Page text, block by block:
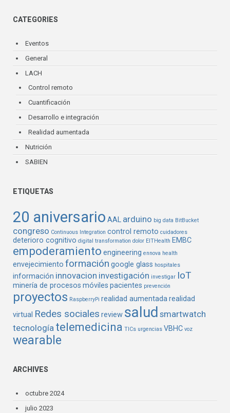
CATEGORIES
Eventos
General
LACH
Control remoto
Cuantificación
Desarrollo e integración
Realidad aumentada
Nutrición
SABIEN
ETIQUETAS
20 aniversario AAL arduino big data BitBucket
congreso Continuous Integration control remoto cuidadores
deterioro cognitivo digital transformation dolor EITHealth EMBC
empoderamiento engineering ennova health
envejecimiento formación google glass hospitales
información innovacion investigación investigar IoT
minería de procesos móviles pacientes prevención
proyectos RaspberryPi realidad aumentadarealidad
virtual Redes sociales review salud smartwatch
tecnología telemedicina TICs urgencias VBHC voz
wearable
ARCHIVES
octubre 2024
julio 2023